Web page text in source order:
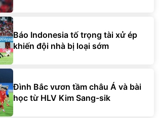
Báo Indonesia tố trọng tài xử ép
khiến đội nhà bị loại sớm
Đình Bắc vươn tầm châu Á và bài
học từ HLV Kim Sang-sik